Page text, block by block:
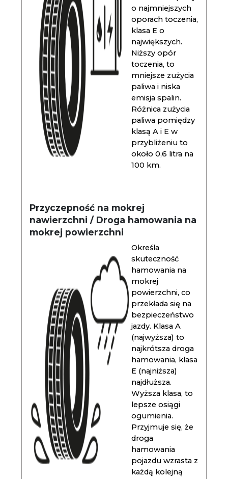
o najmniejszych
oporach toczenia,
klasa E o
największych.
Niższy opór
toczenia, to
mniejsze zużycia
paliwa i niska
emisja spalin.
Różnica zużycia
paliwa pomiędzy
klasą A i E w
przybliżeniu to
około 0,6 litra na
100 km.
Przyczepność na mokrej
nawierzchni / Droga hamowania na
mokrej powierzchni
Określa
skuteczność
hamowania na
mokrej
powierzchni, co
przekłada się na
bezpieczeństwo
jazdy. Klasa A
(najwyższa) to
najkrótsza droga
hamowania, klasa
E (najniższa)
najdłuższa.
Wyższa klasa, to
lepsze osiągi
ogumienia.
Przyjmuje się, że
droga
hamowania
pojazdu wzrasta z
każdą kolejną